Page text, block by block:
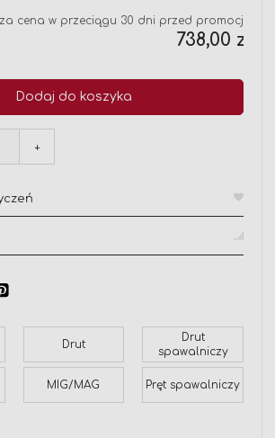
cena w przeciągu 30 dni przed promocją:
738,00 zł
Dodaj do koszyka
+
Drut
Drut
spawalniczy
MIG/MAG Pręt spawalniczy